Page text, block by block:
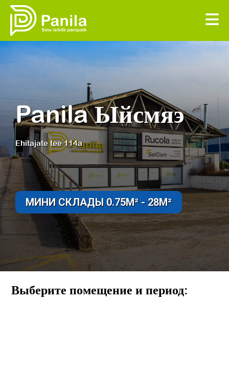
Panila Ыйсмяэ
Ehitajate tee 114a
МИНИ СКЛАДЫ 0.75M² - 28M²
Выберите помещение и период: